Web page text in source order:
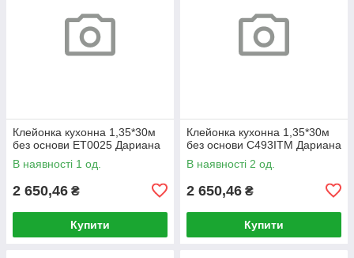
Клейонка кухонна 1,35*30м
без основи ET0025 Дариана
В наявності 1 од.
2 650,46 ₴
Купити
Клейонка кухонна 1,35*30м
без основи C493ITM Дариана
В наявності 2 од.
2 650,46 ₴
Купити